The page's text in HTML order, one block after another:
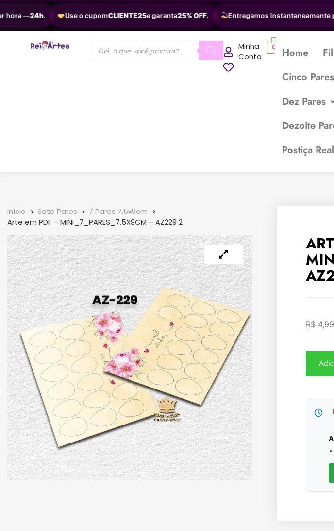
—24h. Use o cupomCLIENTE25e garanta25% OFF. Entregamos instantaneamente
Minha
Conta
0 Home
Cinco Pares
Dez Pares
Dezoite
Postiça
Início Sete Pares
7 Pares 7,5x9cm
Arte em PDF – MINI_7_PARES_7,5X9CM – AZ229 2
R$4,99